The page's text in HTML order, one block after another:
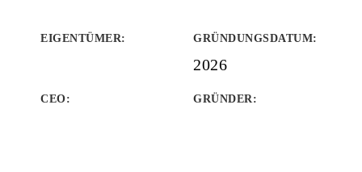
EIGENTÜMER: GRÜNDUNGSDATUM:
2026
CEO: GRÜNDER: